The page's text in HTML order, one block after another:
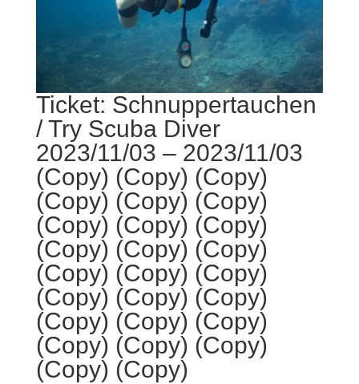
Ticket: Schnuppertauchen
/ Try Scuba Diver
2023/11/03 – 2023/11/03
(Copy) (Copy) (Copy)
(Copy) (Copy) (Copy)
(Copy) (Copy) (Copy)
(Copy) (Copy) (Copy)
(Copy) (Copy) (Copy)
(Copy) (Copy) (Copy)
(Copy) (Copy) (Copy)
(Copy) (Copy) (Copy)
(Copy) (Copy)